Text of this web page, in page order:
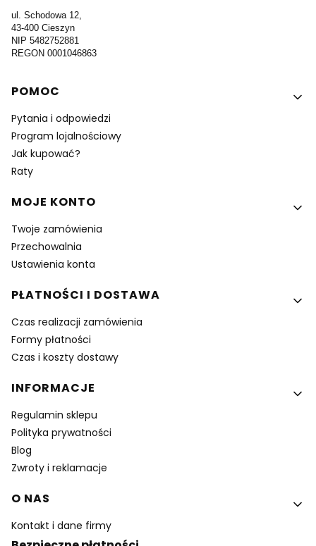
ul. Schodowa 12,
43-400 Cieszyn
NIP 5482752881
REGON 0001046863
Linki w stopce
POMOC
Pytania i odpowiedzi
Program lojalnościowy
Jak kupować?
Raty
MOJE KONTO
Twoje zamówienia
Przechowalnia
Ustawienia konta
PŁATNOŚCI I DOSTAWA
Czas realizacji zamówienia
Formy płatności
Czas i koszty dostawy
INFORMACJE
Regulamin sklepu
Polityka prywatności
Blog
Zwroty i reklamacje
O NAS
Kontakt i dane firmy